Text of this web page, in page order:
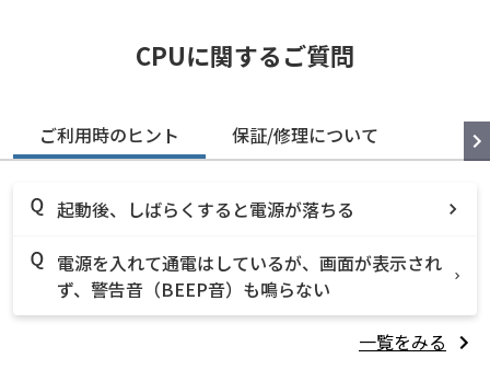
CPUに関するご質問
ご利用時のヒント 保証/修理について
起動後、しばらくすると電源が落ちる
電源を入れて通電はしているが、画面が表示され
ず、警告音（BEEP音）も鳴らない
一覧をみる